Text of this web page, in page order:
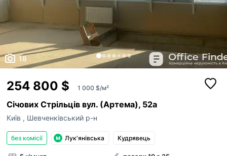
18
254 800 $ 1 000 $/м²
Січових Стрільців вул. (Артема), 52а
Київ , Шевченківський р-н
без комісії Лук'янівська Кудрявець